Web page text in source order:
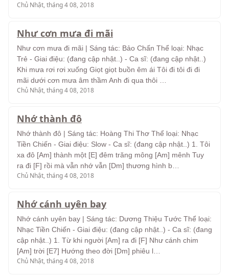
Chủ Nhật, tháng 4 08, 2018
Như cơn mưa đi mãi
Như cơn mưa đi mãi | Sáng tác: Bảo Chấn Thể loại: Nhạc
Trẻ - Giai điệu: (đang cập nhật..) - Ca sĩ: (đang cập nhật..)
Khi mưa rơi rơi xuống Giọt giọt buồn êm ái Tôi đi tôi đi đi
mãi dưới cơn mưa âm thầm Anh đi qua thôi …
Chủ Nhật, tháng 4 08, 2018
Nhớ thành đô
Nhớ thành đô | Sáng tác: Hoàng Thi Thơ Thể loại: Nhạc
Tiền Chiến - Giai điệu: Slow - Ca sĩ: (đang cập nhật..) 1. Tôi
xa đô [Am] thành một [E] đêm trăng mông [Am] mênh Tuy
ra đi [F] rồi mà vẫn nhớ vẫn [Dm] thương hình b…
Chủ Nhật, tháng 4 08, 2018
Nhớ cánh uyên bay
Nhớ cánh uyên bay | Sáng tác: Dương Thiệu Tước Thể loại:
Nhạc Tiền Chiến - Giai điệu: (đang cập nhật..) - Ca sĩ: (đang
cập nhật..) 1. Từ khi người [Am] ra đi [F] Như cánh chim
[Am] trời [E7] Hướng theo đời [Dm] phiêu l…
Chủ Nhật, tháng 4 08, 2018